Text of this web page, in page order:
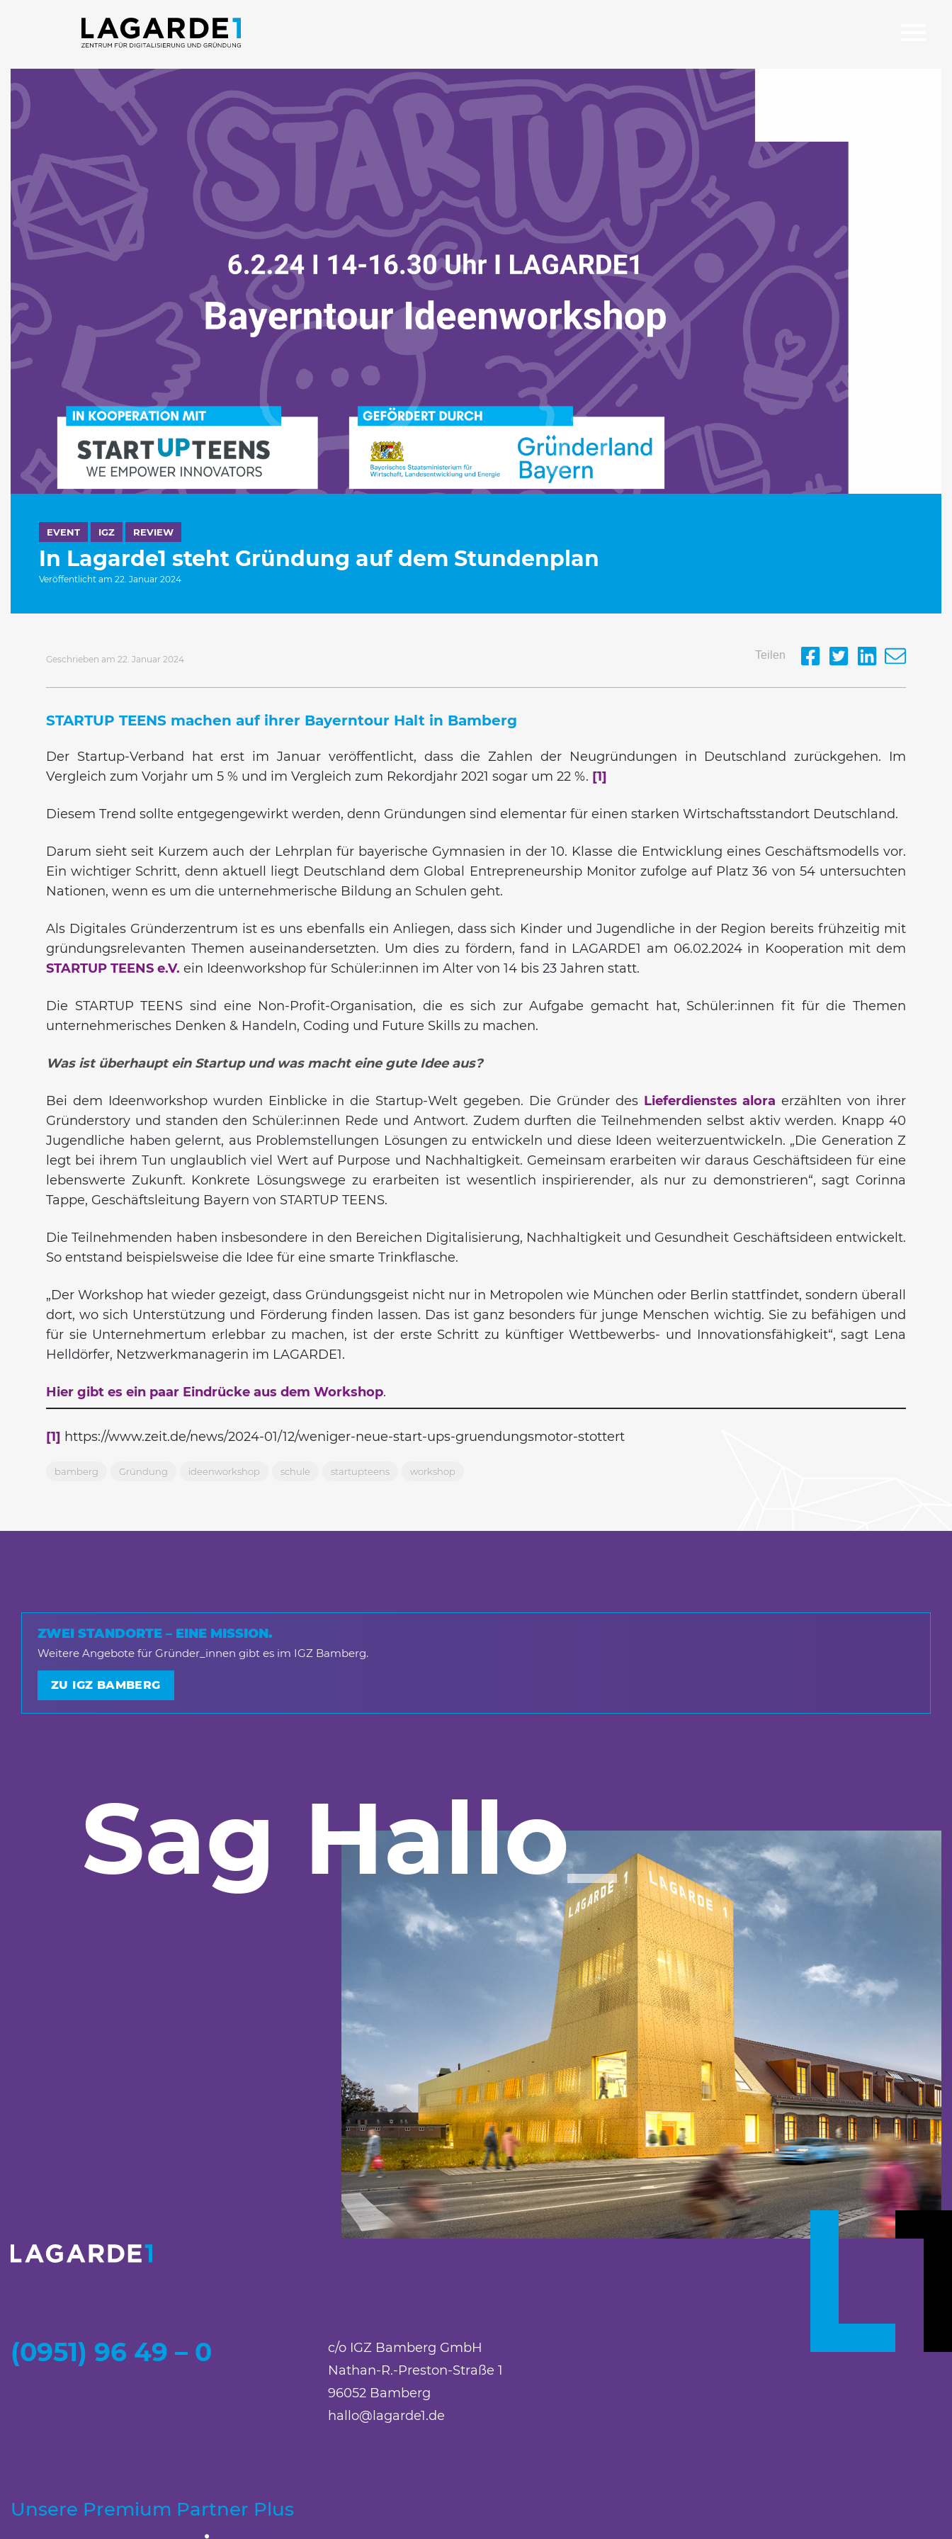
EVENT IGZ REVIEW
In Lagarde1 steht Gründung auf dem Stundenplan
Veröffentlicht am 22. Januar 2024
Geschrieben am 22. Januar 2024 Teilen
STARTUP TEENS machen auf ihrer Bayerntour Halt in Bamberg
Der Startup-Verband hat erst im Januar veröffentlicht, dass die Zahlen der Neugründungen in Deutschland zurückgehen. Im
Vergleich zum Vorjahr um 5 % und im Vergleich zum Rekordjahr 2021 sogar um 22 %. [1]
Diesem Trend sollte entgegengewirkt werden, denn Gründungen sind elementar für einen starken Wirtschaftsstandort Deutschland.
Darum sieht seit Kurzem auch der Lehrplan für bayerische Gymnasien in der 10. Klasse die Entwicklung eines Geschäftsmodells vor.
Ein wichtiger Schritt, denn aktuell liegt Deutschland dem Global Entrepreneurship Monitor zufolge auf Platz 36 von 54 untersuchten
Nationen, wenn es um die unternehmerische Bildung an Schulen geht.
Als Digitales Gründerzentrum ist es uns ebenfalls ein Anliegen, dass sich Kinder und Jugendliche in der Region bereits frühzeitig mit
gründungsrelevanten Themen auseinandersetzten. Um dies zu fördern, fand in LAGARDE1 am 06.02.2024 in Kooperation mit dem
STARTUP TEENS e.V. ein Ideenworkshop für Schüler:innen im Alter von 14 bis 23 Jahren statt.
Die STARTUP TEENS sind eine Non-Profit-Organisation, die es sich zur Aufgabe gemacht hat, Schüler:innen fit für die Themen
unternehmerisches Denken & Handeln, Coding und Future Skills zu machen.
Was ist überhaupt ein Startup und was macht eine gute Idee aus?
Bei dem Ideenworkshop wurden Einblicke in die Startup-Welt gegeben. Die Gründer des Lieferdienstes alora erzählten von ihrer
Gründerstory und standen den Schüler:innen Rede und Antwort. Zudem durften die Teilnehmenden selbst aktiv werden. Knapp 40
Jugendliche haben gelernt, aus Problemstellungen Lösungen zu entwickeln und diese Ideen weiterzuentwickeln. „Die Generation Z
legt bei ihrem Tun unglaublich viel Wert auf Purpose und Nachhaltigkeit. Gemeinsam erarbeiten wir daraus Geschäftsideen für eine
lebenswerte Zukunft. Konkrete Lösungswege zu erarbeiten ist wesentlich inspirierender, als nur zu demonstrieren“, sagt Corinna
Tappe, Geschäftsleitung Bayern von STARTUP TEENS.
Die Teilnehmenden haben insbesondere in den Bereichen Digitalisierung, Nachhaltigkeit und Gesundheit Geschäftsideen entwickelt.
So entstand beispielsweise die Idee für eine smarte Trinkflasche.
„Der Workshop hat wieder gezeigt, dass Gründungsgeist nicht nur in Metropolen wie München oder Berlin stattfindet, sondern überall
dort, wo sich Unterstützung und Förderung finden lassen. Das ist ganz besonders für junge Menschen wichtig. Sie zu befähigen und
für sie Unternehmertum erlebbar zu machen, ist der erste Schritt zu künftiger Wettbewerbs- und Innovationsfähigkeit“, sagt Lena
Helldörfer, Netzwerkmanagerin im LAGARDE1.
Hier gibt es ein paar Eindrücke aus dem Workshop.
[1] https://www.zeit.de/news/2024-01/12/weniger-neue-start-ups-gruendungsmotor-stottert
bamberg Gründung ideenworkshop schule startupteens workshop
ZWEI STANDORTE – EINE MISSION.
Weitere Angebote für Gründer_innen gibt es im IGZ Bamberg.
ZU IGZ BAMBERG
Sag Hallo_
(0951) 96 49 – 0
c/o IGZ Bamberg GmbH
Nathan-R.-Preston-Straße 1
96052 Bamberg
hallo@lagarde1.de
Unsere Premium Partner Plus